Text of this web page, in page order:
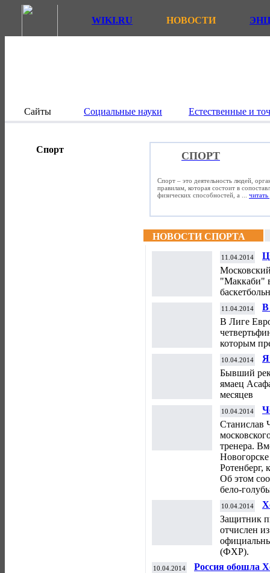
WIKI.RU НОВОСТИ
Сайты Социальные науки Естественные и
Спорт
СПОРТ
Спорт – это деятельность людей,
правилам, которая состоит в
физических способностей, а ... читать
НОВОСТИ СПОРТА
11.04.2014
"Маккаби"
11.04.2014
В
В Лиге
которым
10.04.2014
Бывший
ямаец
месяцев
10.04.2014
Станислав
тренера.
Ротенберг,
Об этом
бело-
10.04.2014
Защитник
отчислен
(ФХР).
10.04.2014 Россия обошла